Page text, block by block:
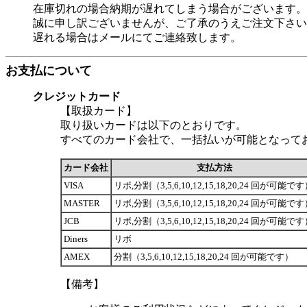
在庫切れの場合納期が遅れてしまう場合がございます。
誠に申し訳ございませんが、ご了承のうえご注文下さい
遅れる場合はメールにてご連絡致します。
お支払について
クレジットカード
【取扱カード】
取り扱いカードは以下のとおりです。
すべてのカード会社で、一括払いが可能となって
カード会社
支払方法
VISA
リボ,分割（3,5,6,10,12,15,18,20,24 回が可能です
MASTER
リボ,分割（3,5,6,10,12,15,18,20,24 回が可能です
JCB
リボ,分割（3,5,6,10,12,15,18,20,24 回が可能です
Diners
リボ
AMEX
分割（3,5,6,10,12,15,18,20,24 回が可能です）
【備考】